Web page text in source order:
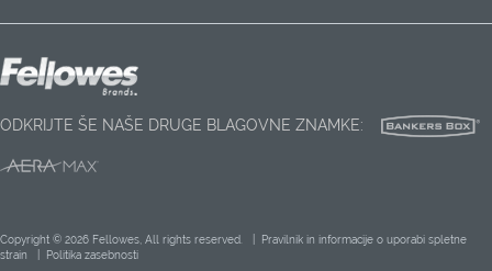
ODKRIJTE ŠE NAŠE DRUGE BLAGOVNE ZNAMKE:
Copyright © 2026 Fellowes, All rights reserved. | Pravilnik in informacije o uporabi spletne
strain
Politika zasebnosti